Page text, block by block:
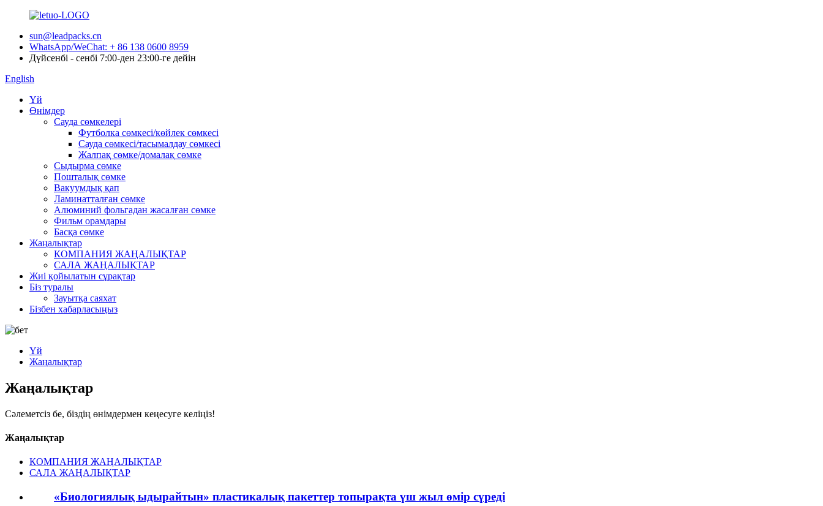
sun@leadpacks.cn
WhatsApp/WeChat: + 86 138 0600 8959
Дүйсенбі - сенбі 7:00-ден 23:00-ге дейін
English
Үй
Өнімдер
Сауда сөмкелері
Футболка сөмкесі/көйлек сөмкесі
Сауда сөмкесі/тасымалдау сөмкесі
Жалпақ сөмке/домалақ сөмке
Сыдырма сөмке
Пошталық сөмке
Вакуумдық қап
Ламинатталған сөмке
Алюминий фольгадан жасалған сөмке
Фильм орамдары
Басқа сөмке
Жаңалықтар
КОМПАНИЯ ЖАҢАЛЫҚТАР
САЛА ЖАҢАЛЫҚТАР
Жиі қойылатын сұрақтар
Біз туралы
Зауытқа саяхат
Бізбен хабарласыңыз
Үй
Жаңалықтар
Жаңалықтар
Сәлеметсіз бе, біздің өнімдермен кеңесуге келіңіз!
Жаңалықтар
КОМПАНИЯ ЖАҢАЛЫҚТАР
САЛА ЖАҢАЛЫҚТАР
«Биологиялық ыдырайтын» пластикалық пакеттер топырақта үш жыл өмір сүреді